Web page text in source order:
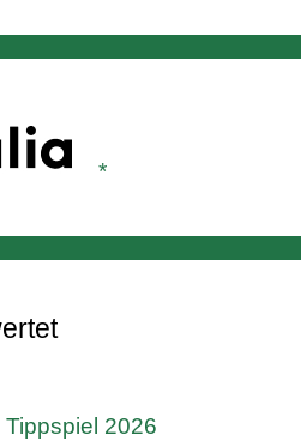
2026